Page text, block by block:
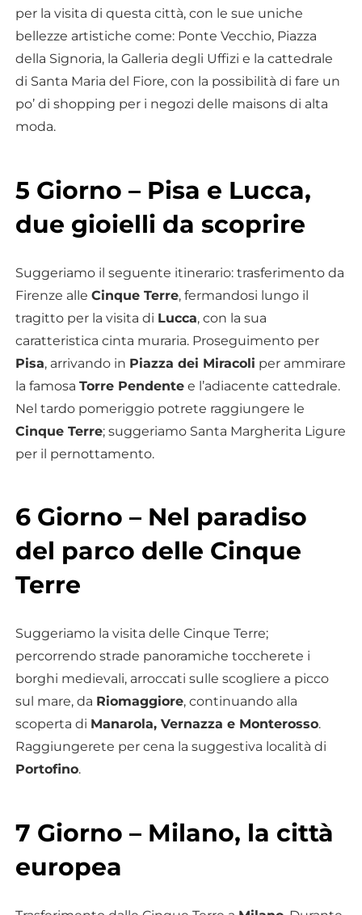
per la visita di questa città, con le sue uniche
bellezze artistiche come: Ponte Vecchio, Piazza
della Signoria, la Galleria degli Uffizi e la cattedrale
di Santa Maria del Fiore, con la possibilità di fare un
po’ di shopping per i negozi delle maisons di alta
moda.
5 Giorno – Pisa e Lucca,
due gioielli da scoprire
Suggeriamo il seguente itinerario: trasferimento da
Firenze alle Cinque Terre, fermandosi lungo il
tragitto per la visita di Lucca, con la sua
caratteristica cinta muraria. Proseguimento per
Pisa, arrivando in Piazza dei Miracoli per ammirare
la famosa Torre Pendentee l’adiacente cattedrale.
Nel tardo pomeriggio potrete raggiungere le
Cinque Terre; suggeriamo Santa Margherita Ligure
per il pernottamento.
6 Giorno – Nel paradiso
del parco delle Cinque
Terre
Suggeriamo la visita delle Cinque Terre;
percorrendo strade panoramiche toccherete i
borghi medievali, arroccati sulle scogliere a picco
sul mare, da Riomaggiore, continuando alla
scoperta di Manarola, Vernazza e Monterosso.
Raggiungerete per cena la suggestiva località di
Portofino.
7 Giorno – Milano, la città
europea